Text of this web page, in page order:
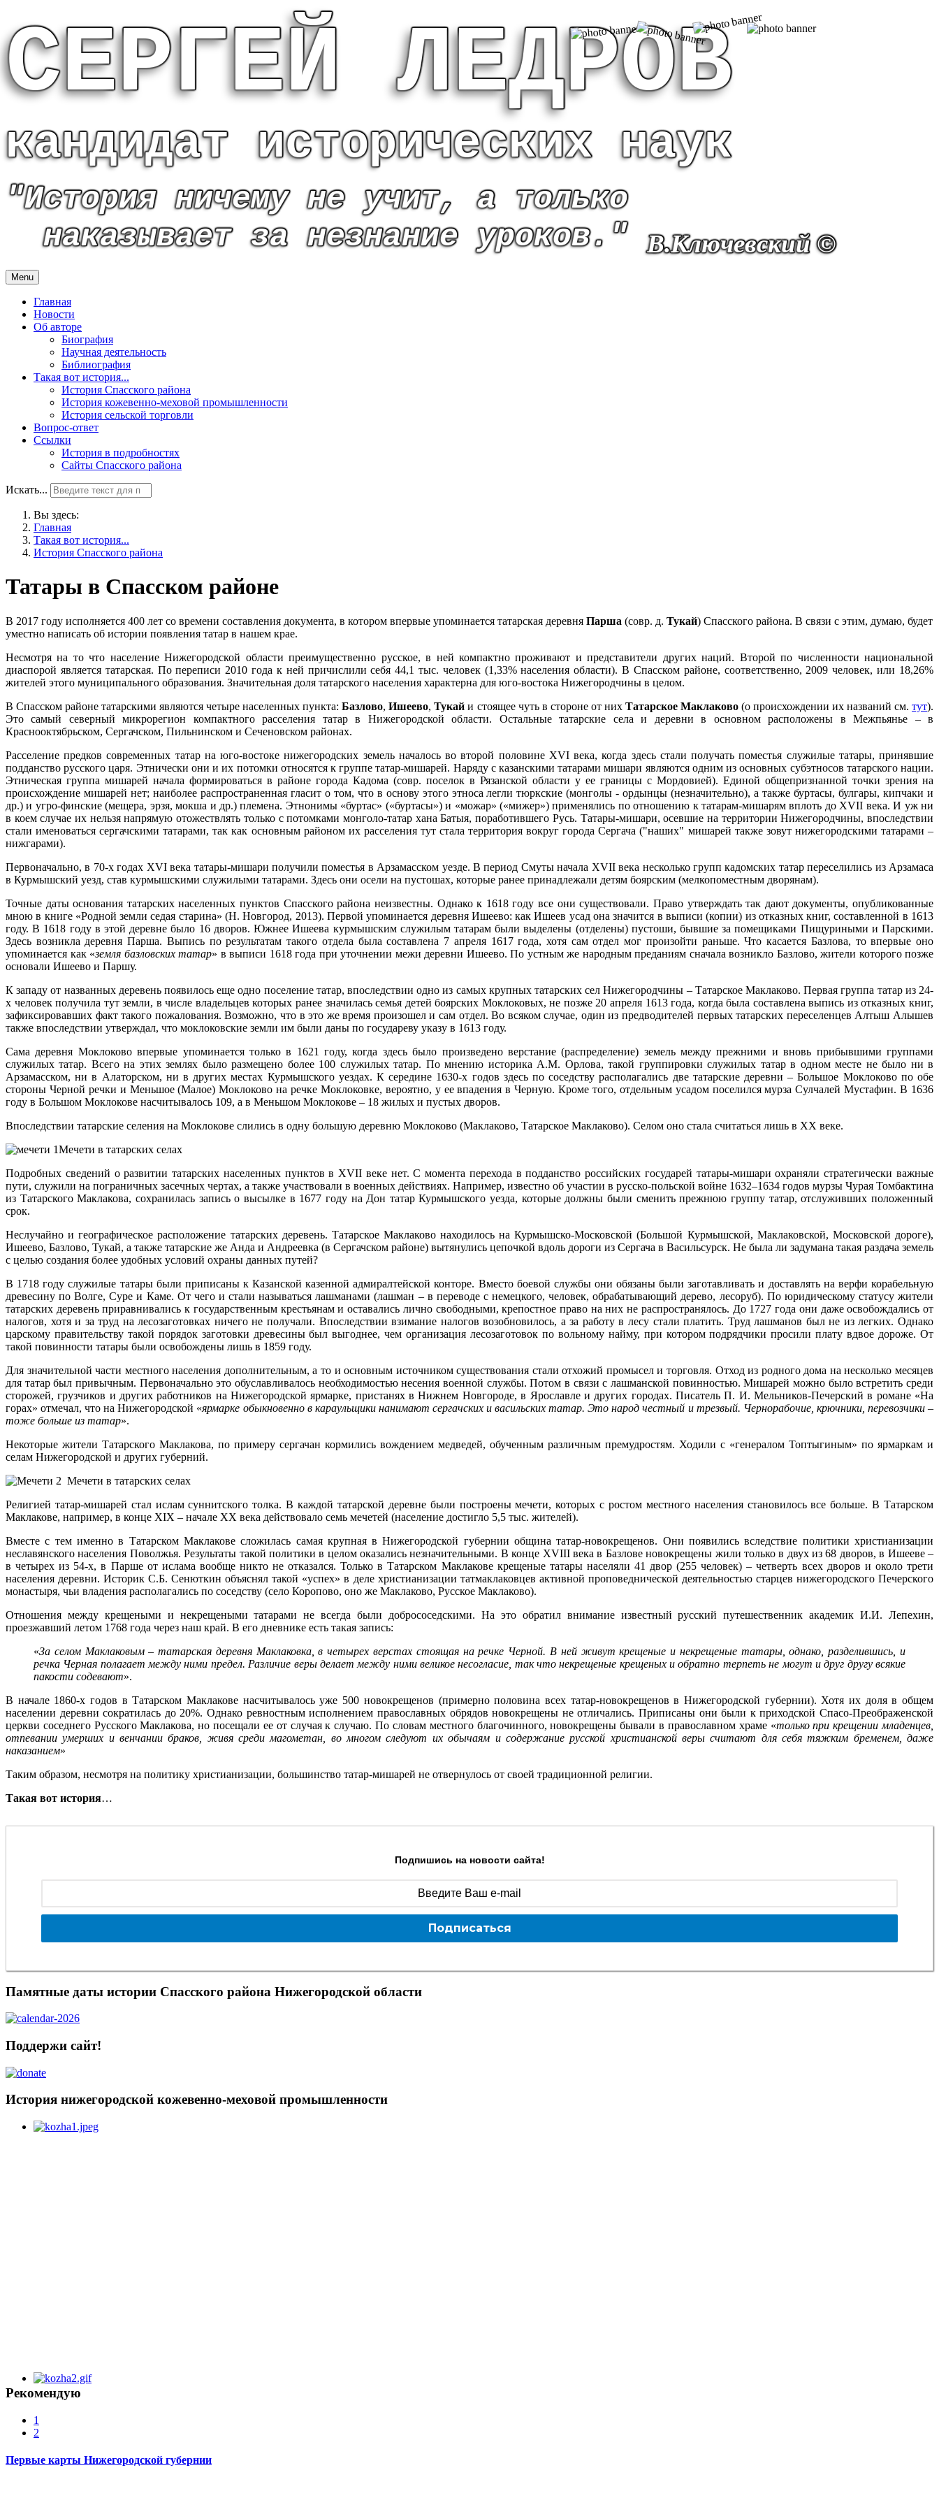
СЕРГЕЙ ЛЕДРОВ
кандидат исторических наук
"История ничему не учит, а только
наказывает за незнание уроков."
В.Ключевский ©
Menu
Главная
Новости
Об авторе
Биография
Научная деятельность
Библиография
Такая вот история...
История Спасского района
История кожевенно-меховой промышленности
История сельской торговли
Вопрос-ответ
Ссылки
История в подробностях
Сайты Спасского района
Искать...
Вы здесь:
Главная
Такая вот история...
История Спасского района
Татары в Спасском районе
В 2017 году исполняется 400 лет со времени составления документа, в котором впервые упоминается татарская деревня Парша (совр. д. Тукай) Спасского района. В связи с этим, думаю, будет
уместно написать об истории появления татар в нашем крае.
Несмотря на то что население Нижегородской области преимущественно русское, в ней компактно проживают и представители других наций. Второй по численности национальной
диаспорой является татарская. По переписи 2010 года к ней причислили себя 44,1 тыс. человек (1,33% населения области). В Спасском районе, соответственно, 2009 человек, или 18,26%
жителей этого муниципального образования. Значительная доля татарского населения характерна для юго-востока Нижегородчины в целом.
В Спасском районе татарскими являются четыре населенных пункта:Базлово,Ишеево,Тукай и стоящее чуть в стороне от них Татарское Маклаково (о происхождении их названий см.тут).
Это самый северный микрорегион компактного расселения татар в Нижегородской области. Остальные татарские села и деревни в основном расположены в Межпьянье – в
Краснооктябрьском, Сергачском, Пильнинском и Сеченовском районах.
Расселение предков современных татар на юго-востоке нижегородских земель началось во второй половине XVI века, когда здесь стали получать поместья служилые татары, принявшие
подданство русского царя. Этнически они и их потомки относятся к группе татар-мишарей. Наряду с казанскими татарами мишари являются одним из основных субэтносов татарского нации.
Этническая группа мишарей начала формироваться в районе города Кадома (совр. поселок в Рязанской области у ее границы с Мордовией). Единой общепризнанной точки зрения на
происхождение мишарей нет; наиболее распространенная гласит о том, что в основу этого этноса легли тюркские (монголы - ордынцы (незначительно), а также буртасы, булгары, кипчаки и
др.) и угро-финские (мещера, эрзя, мокша и др.) племена. Этнонимы «буртас» («буртасы») и «можар» («мижер») применялись по отношению к татарам-мишарям вплоть до XVII века. И уж ни
в коем случае их нельзя напрямую отожествлять только с потомками монголо-татар хана Батыя, поработившего Русь. Татары-мишари, осевшие на территории Нижегородчины, впоследствии
стали именоваться сергачскими татарами, так как основным районом их расселения тут стала территория вокруг города Сергача ("наших" мишарей также зовут нижегородскими татарами –
нижгарами).
Первоначально, в 70-х годах XVI века татары-мишари получили поместья в Арзамасском уезде. В период Смуты начала XVII века несколько групп кадомских татар переселились из Арзамаса
в Курмышский уезд, став курмышскими служилыми татарами. Здесь они осели на пустошах, которые ранее принадлежали детям боярским (мелкопоместным дворянам).
Точные даты основания татарских населенных пунктов Спасского района неизвестны. Однако к 1618 году все они существовали. Право утверждать так дают документы, опубликованные
мною в книге «Родной земли седая старина» (Н. Новгород, 2013). Первой упоминается деревня Ишеево: как Ишеев усад она значится в выписи (копии) из отказных книг, составленной в 1613
году. В 1618 году в этой деревне было 16 дворов. Южнее Ишеева курмышским служилым татарам были выделены (отделены) пустоши, бывшие за помещиками Пищуриными и Парскими.
Здесь возникла деревня Парша. Выпись по результатам такого отдела была составлена 7 апреля 1617 года, хотя сам отдел мог произойти раньше. Что касается Базлова, то впервые оно
упоминается как «земля базловских татар» в выписи 1618 года при уточнении межи деревни Ишеево. По устным же народным преданиям сначала возникло Базлово, жители которого позже
основали Ишеево и Паршу.
К западу от названных деревень появилось еще одно поселение татар, впоследствии одно из самых крупных татарских сел Нижегородчины – Татарское Маклаково. Первая группа татар из 24-
х человек получила тут земли, в числе владельцев которых ранее значилась семья детей боярских Моклоковых, не позже 20 апреля 1613 года, когда была составлена выпись из отказных книг,
зафиксировавших факт такого пожалования. Возможно, что в это же время произошел и сам отдел. Во всяком случае, один из предводителей первых татарских переселенцев Алтыш Алышев
также впоследствии утверждал, что моклоковские земли им были даны по государеву указу в 1613 году.
Сама деревня Моклоково впервые упоминается только в 1621 году, когда здесь было произведено верстание (распределение) земель между прежними и вновь прибывшими группами
служилых татар. Всего на этих землях было размещено более 100 служилых татар. По мнению историка А.М. Орлова, такой группировки служилых татар в одном месте не было ни в
Арзамасском, ни в Алаторском, ни в других местах Курмышского уездах. К середине 1630-х годов здесь по соседству располагались две татарские деревни – Большое Моклоково по обе
стороны Черной речки и Меньшое (Малое) Моклоково на речке Моклоковке, вероятно, у ее впадения в Черную. Кроме того, отдельным усадом поселился мурза Сулчалей Мустафин. В 1636
году в Большом Моклокове насчитывалось 109, а в Меньшом Моклокове – 18 жилых и пустых дворов.
Впоследствии татарские селения на Моклокове слились в одну большую деревню Моклоково (Маклаково, Татарское Маклаково). Селом оно стала считаться лишь в XX веке.
Мечети в татарских селах
Подробных сведений о развитии татарских населенных пунктов в XVII веке нет. С момента перехода в подданство российских государей татары-мишари охраняли стратегически важные
пути, служили на пограничных засечных чертах, а также участвовали в военных действиях. Например, известно об участии в русско-польской войне 1632–1634 годов мурзы Чурая Томбактина
из Татарского Маклакова, сохранилась запись о высылке в 1677 году на Дон татар Курмышского уезда, которые должны были сменить прежнюю группу татар, отслуживших положенный
срок.
Неслучайно и географическое расположение татарских деревень. Татарское Маклаково находилось на Курмышско-Московской (Большой Курмышской, Маклаковской, Московской дороге),
Ишеево, Базлово, Тукай, а также татарские же Анда и Андреевка (в Сергачском районе) вытянулись цепочкой вдоль дороги из Сергача в Васильсурск. Не была ли задумана такая раздача земель
с целью создания более удобных условий охраны данных путей?
В 1718 году служилые татары были приписаны к Казанской казенной адмиралтейской конторе. Вместо боевой службы они обязаны были заготавливать и доставлять на верфи корабельную
древесину по Волге, Суре и Каме. От чего и стали называться лашманами (лашман – в переводе с немецкого, человек, обрабатывающий дерево, лесоруб). По юридическому статусу жители
татарских деревень приравнивались к государственным крестьянам и оставались лично свободными, крепостное право на них не распространялось. До 1727 года они даже освобождались от
налогов, хотя и за труд на лесозаготовках ничего не получали. Впоследствии взимание налогов возобновилось, а за работу в лесу стали платить. Труд лашманов был не из легких. Однако
царскому правительству такой порядок заготовки древесины был выгоднее, чем организация лесозаготовок по вольному найму, при котором подрядчики просили плату вдвое дороже. От
такой повинности татары были освобождены лишь в 1859 году.
Для значительной части местного населения дополнительным, а то и основным источником существования стали отхожий промысел и торговля. Отход из родного дома на несколько месяцев
для татар был привычным. Первоначально это обуславливалось необходимостью несения военной службы. Потом в связи с лашманской повинностью. Мишарей можно было встретить среди
сторожей, грузчиков и других работников на Нижегородской ярмарке, пристанях в Нижнем Новгороде, в Ярославле и других городах. Писатель П. И. Мельников-Печерский в романе «На
горах» отмечал, что на Нижегородской «ярмарке обыкновенно в караульщики нанимают сергачских и васильских татар. Это народ честный и трезвый. Чернорабочие, крючники, перевозчики –
тоже больше из татар».
Некоторые жители Татарского Маклакова, по примеру сергачан кормились вождением медведей, обученным различным премудростям. Ходили с «генералом Топтыгиным» по ярмаркам и
селам Нижегородской и других губерний.
Мечети в татарских селах
Религией татар-мишарей стал ислам суннитского толка. В каждой татарской деревне были построены мечети, которых с ростом местного населения становилось все больше. В Татарском
Маклакове, например, в конце XIX – начале XX века действовало семь мечетей (население достигло 5,5 тыс. жителей).
Вместе с тем именно в Татарском Маклакове сложилась самая крупная в Нижегородской губернии община татар-новокрещенов. Они появились вследствие политики христианизации
неславянского населения Поволжья. Результаты такой политики в целом оказались незначительными. В конце XVIII века в Базлове новокрещены жили только в двух из 68 дворов, в Ишееве –
в четырех из 54-х, в Парше от ислама вообще никто не отказался. Только в Татарском Маклакове крещеные татары населяли 41 двор (255 человек) – четверть всех дворов и около трети
населения деревни. Историк С.Б. Сенюткин объяснял такой «успех» в деле христианизации татмаклаковцев активной проповеднической деятельностью старцев нижегородского Печерского
монастыря, чьи владения располагались по соседству (село Коропово, оно же Маклаково, Русское Маклаково).
Отношения между крещеными и некрещеными татарами не всегда были добрососедскими. На это обратил внимание известный русский путешественник академик И.И. Лепехин,
проезжавший летом 1768 года через наш край. В его дневнике есть такая запись:
«За селом Маклаковым – татарская деревня Маклаковка, в четырех верстах стоящая на речке Черной. В ней живут крещеные и некрещеные татары, однако, разделившись, и
речка Черная полагает между ними предел. Различие веры делает между ними великое несогласие, так что некрещеные крещеных и обратно терпеть не могут и друг другу всякие
пакости содевают».
В начале 1860-х годов в Татарском Маклакове насчитывалось уже 500 новокрещенов (примерно половина всех татар-новокрещенов в Нижегородской губернии). Хотя их доля в общем
населении деревни сократилась до 20%. Однако ревностным исполнением православных обрядов новокрещены не отличались. Приписаны они были к приходской Спасо-Преображенской
церкви соседнего Русского Маклакова, но посещали ее от случая к случаю. По словам местного благочинного, новокрещены бывали в православном храме «только при крещении младенцев,
отпевании умерших и венчании браков, живя среди магометан, во многом следуют их обычаям и содержание русской христианской веры считают для себя тяжким бременем, даже
наказанием»
Таким образом, несмотря на политику христианизации, большинство татар-мишарей не отвернулось от своей традиционной религии.
Такая вот история…
Подпишись на новости сайта!
Подписаться
Памятные даты истории Спасского района Нижегородской области
Поддержи сайт!
История нижегородской кожевенно-меховой промышленности
Рекомендую
1
2
Первые карты Нижегородской губернии